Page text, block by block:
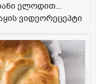
ელოდით...
ვიდეორეცეპტი